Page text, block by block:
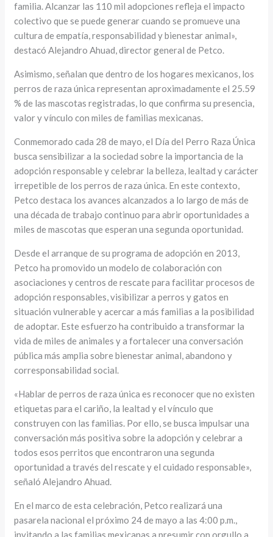
familia. Alcanzar las 110 mil adopciones refleja el impacto
colectivo que se puede generar cuando se promueve una
cultura de empatía, responsabilidad y bienestar animal»,
destacó Alejandro Ahuad, director general de Petco.
Asimismo, señalan que dentro de los hogares mexicanos, los
perros de raza única representan aproximadamente el 25.59
% de las mascotas registradas, lo que confirma su presencia,
valor y vínculo con miles de familias mexicanas.
Conmemorado cada 28 de mayo, el Día del Perro Raza Única
busca sensibilizar a la sociedad sobre la importancia de la
adopción responsable y celebrar la belleza, lealtad y carácter
irrepetible de los perros de raza única. En este contexto,
Petco destaca los avances alcanzados a lo largo de más de
una década de trabajo continuo para abrir oportunidades a
miles de mascotas que esperan una segunda oportunidad.
Desde el arranque de su programa de adopción en 2013,
Petco ha promovido un modelo de colaboración con
asociaciones y centros de rescate para facilitar procesos de
adopción responsables, visibilizar a perros y gatos en
situación vulnerable y acercar a más familias a la posibilidad
de adoptar. Este esfuerzo ha contribuido a transformar la
vida de miles de animales y a fortalecer una conversación
pública más amplia sobre bienestar animal, abandono y
corresponsabilidad social.
«Hablar de perros de raza única es reconocer que no existen
etiquetas para el cariño, la lealtad y el vínculo que
construyen con las familias. Por ello, se busca impulsar una
conversación más positiva sobre la adopción y celebrar a
todos esos perritos que encontraron una segunda
oportunidad a través del rescate y el cuidado responsable»,
señaló Alejandro Ahuad.
En el marco de esta celebración, Petco realizará una
pasarela nacional el próximo 24 de mayo a las 4:00 p.m.,
invitando a las familias mexicanas a presumir con orgullo a